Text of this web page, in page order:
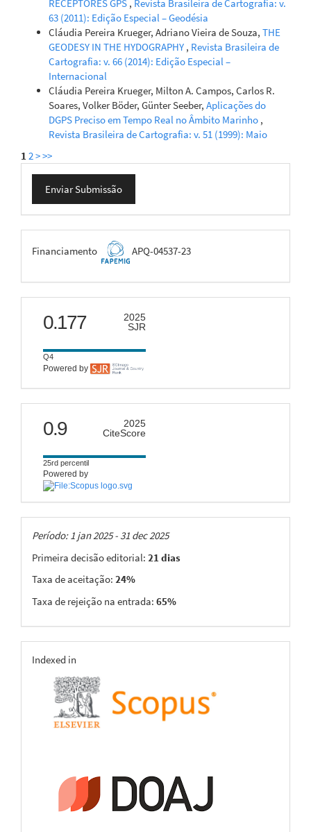
RECEPTORES GPS , Revista Brasileira de Cartografia: v.
63 (2011): Edição Especial – Geodésia
Cláudia Pereira Krueger, Adriano Vieira de Souza, THE
GEODESY IN THE HYDOGRAPHY , Revista Brasileira de
Cartografia: v. 66 (2014): Edição Especial –
Internacional
Cláudia Pereira Krueger, Milton A. Campos, Carlos R.
Soares, Volker Böder, Günter Seeber, Aplicações do
DGPS Preciso em Tempo Real no Âmbito Marinho ,
Revista Brasileira de Cartografia: v. 51 (1999): Maio
1 2>>>
Enviar
Submissão
Enviar Submissão
FAPEMIG
Financiamento APQ-04537-23
scimago
0.177
2025
SJR
Q4
Powered by
citescore
0.9
2025
CiteScore
25rd percentil
Powered by
Taxas
Período: 1 jan 2025 - 31 dec 2025
Primeira decisão editorial: 21 dias
Taxa de aceitação: 24%
Taxa de rejeição na entrada: 65%
indexing
Indexed in